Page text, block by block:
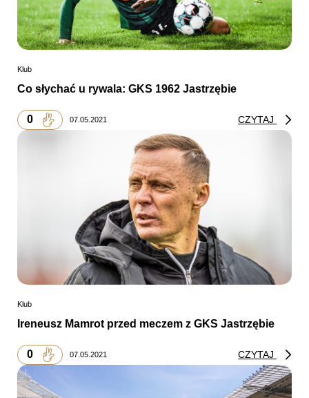
Klub
Co słychać u rywala: GKS 1962 Jastrzębie
0 07.05.2021 CZYTAJ
Klub
Ireneusz Mamrot przed meczem z GKS Jastrzębie
0 07.05.2021 CZYTAJ